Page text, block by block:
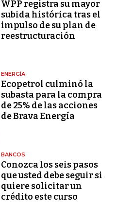
WPP registra su mayor
subida histórica tras el
impulso de su plan de
reestructuración
ENERGÍA
Ecopetrol culminó la
subasta para la compra
de 25% de las acciones
de Brava Energía
BANCOS
Conozca los seis pasos
que usted debe seguir si
quiere solicitar un
crédito este curso